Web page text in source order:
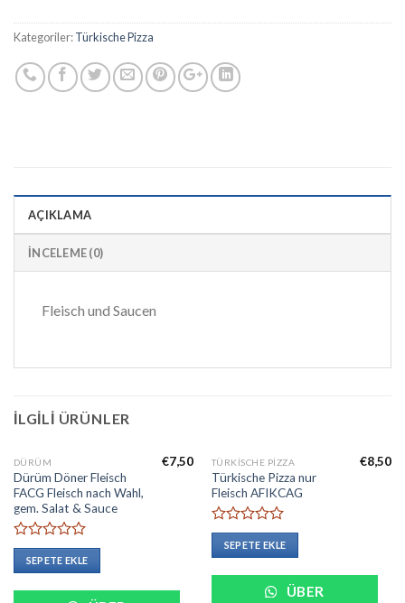
Kategoriler:Türkische Pizza
AÇIKLAMA
İNCELEME (0)
Fleisch und Saucen
İLGILI ÜRÜNLER
DÜRÜM
Dürüm Döner Fleisch
FACG Fleisch nach Wahl,
gem. Salat & Sauce
5
üzerinden
oy
€7,50
SEPETE EKLE
TÜRKISCHE PIZZA
Türkische Pizza nur
Fleisch AFIKCAG
5
üzerinden
oy
€8,50
SEPETE EKLE
ÜBER